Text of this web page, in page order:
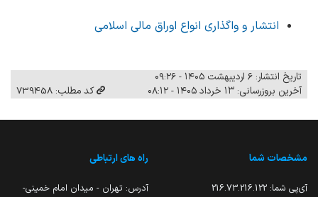
انتشار و واگذاری انواع اوراق مالی اسلامی
تاریخ انتشار: ۶ اردیبهشت ۱۴۰۵ - ۰۹:۲۶
آخرین بروزرسانی: ۱۳ خرداد ۱۴۰۵ - ۰۸:۱۲
کد مطلب: 739458
مشخصات شما
آی‌پی شما: 216.73.216.122
راه های ارتباطی
آدرس: تهران - میدان امام خمینی-